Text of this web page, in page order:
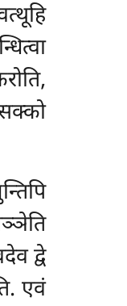
द्वे
एवं